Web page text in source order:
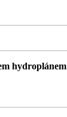
hydroplánem